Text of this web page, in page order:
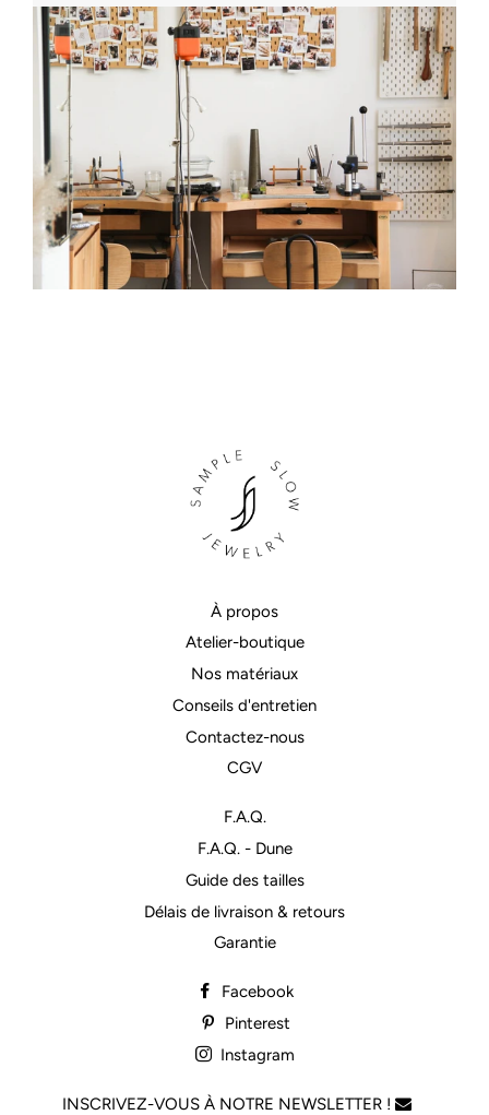
À propos
Atelier-boutique
Nos matériaux
Conseils d'entretien
Contactez-nous
CGV
F.A.Q.
F.A.Q. - Dune
Guide des tailles
Délais de livraison & retours
Garantie
Facebook
Pinterest
Instagram
INSCRIVEZ-VOUS À NOTRE NEWSLETTER !